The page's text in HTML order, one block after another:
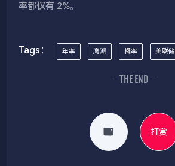
率都仅有 2%。
Tags： 年率 鹰派 概率 美联储
- THE END -
打赏